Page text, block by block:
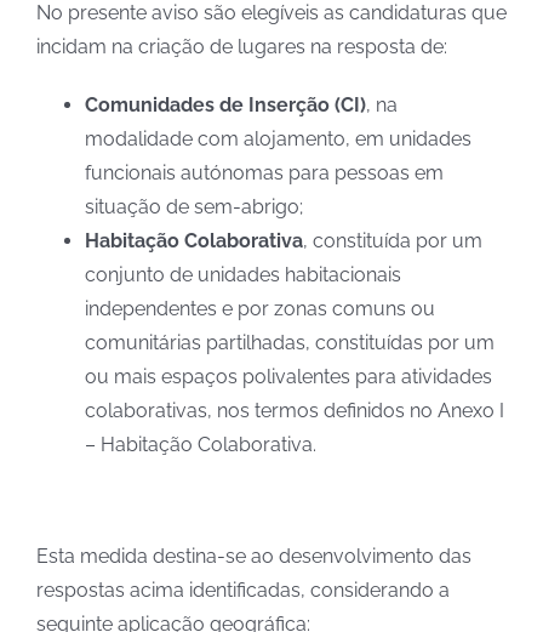
No presente aviso são elegíveis as candidaturas que
incidam na criação de lugares na resposta de:
Comunidades de Inserção (CI), na
modalidade com alojamento, em unidades
funcionais autónomas para pessoas em
situação de sem-abrigo;
Habitação Colaborativa, constituída por um
conjunto de unidades habitacionais
independentes e por zonas comuns ou
comunitárias partilhadas, constituídas por um
ou mais espaços polivalentes para atividades
colaborativas, nos termos definidos no Anexo I
– Habitação Colaborativa.
Esta medida destina-se ao desenvolvimento das
respostas acima identificadas, considerando a
seguinte aplicação geográfica: